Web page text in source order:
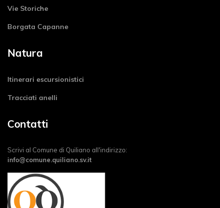
Vie Storiche
Borgata Capanne
Natura
Itinerari escursionistici
Tracciati anelli
Contatti
Scrivi al Comune di Quiliano all'indirizzo:
info@comune.quiliano.sv.it